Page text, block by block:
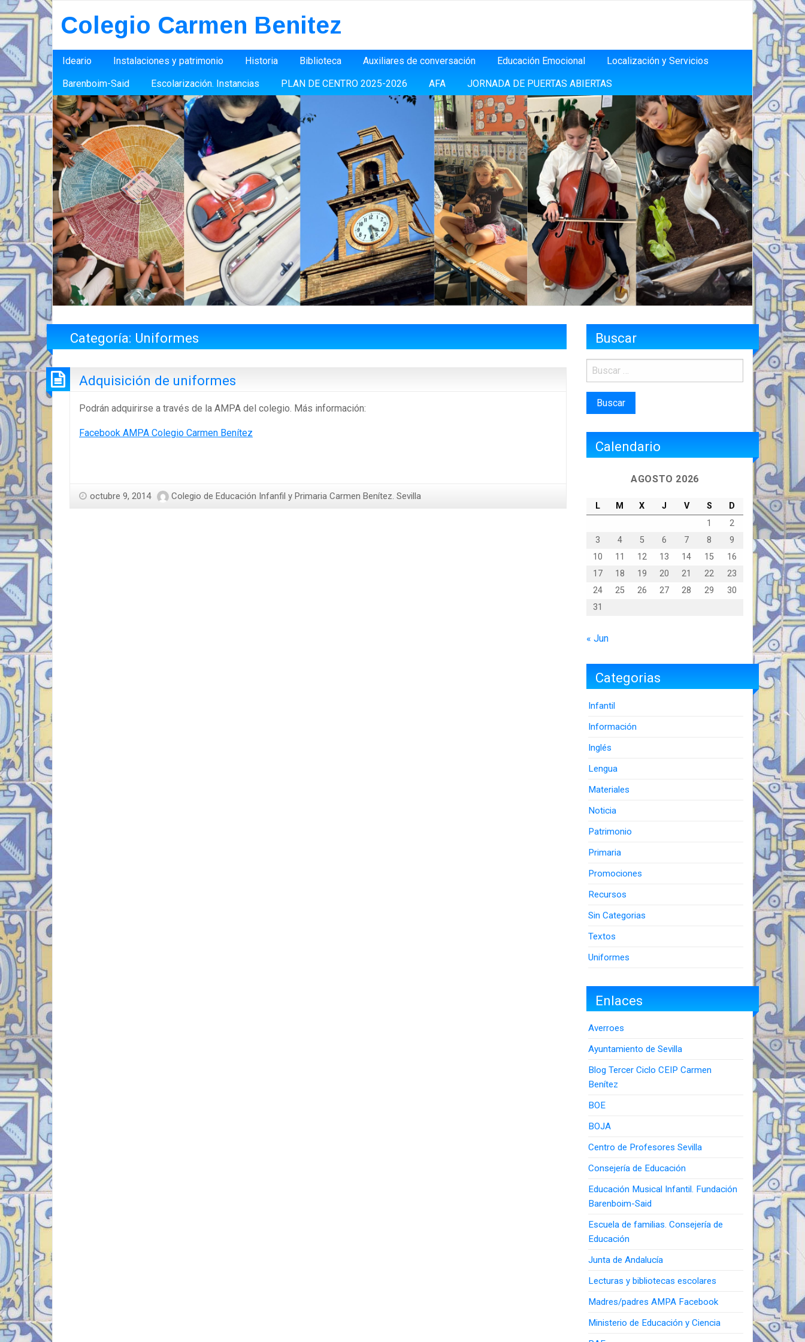
Colegio Carmen Benitez
Ideario Instalaciones y patrimonio Historia Biblioteca Auxiliares de conversación Educación Emocional Localización y Servicios
Barenboim-Said Escolarización. Instancias PLAN DE CENTRO 2025-2026 AFA JORNADA DE PUERTAS ABIERTAS
Categoría: Uniformes
Adquisición de uniformes
Podrán adquirirse a través de la AMPA del colegio. Más información:
Facebook AMPA Colegio Carmen Benítez
octubre 9, 2014 Colegio de Educación Infanfil y Primaria Carmen Benítez. Sevilla
Buscar
Calendario
AGOSTO 2026
L M X J V S
D
1
2
3
4 5 6 7 8
9
10
11 12 13 14 15
16
17
18 19 20 21 22
23
24
25 26 27 28 29
30
31
« Jun
Categorias
Infantil
Información
Inglés
Lengua
Materiales
Noticia
Patrimonio
Primaria
Promociones
Recursos
Sin Categorias
Textos
Uniformes
Enlaces
Averroes
Ayuntamiento de Sevilla
Blog Tercer Ciclo CEIP Carmen
Benítez
BOE
BOJA
Centro de Profesores Sevilla
Consejería de Educación
Educación Musical Infantil. Fundación
Barenboim-Said
Escuela de familias. Consejería de
Educación
Junta de Andalucía
Lecturas y bibliotecas escolares
Madres/padres AMPA Facebook
Ministerio de Educación y Ciencia